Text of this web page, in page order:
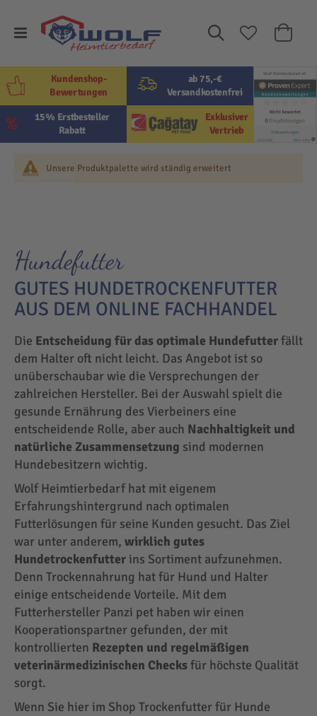
Suche
Mein
ab 75,-€
Versandkostenfrei
Exklusiver
Vertrieb
15% Erstbesteller
Rabatt
Kundenshop-
Bewertungen
Unsere Produktpalette wird ständig erweitert
Hundefutter
GUTES HUNDETROCKENFUTTER
AUS DEM ONLINE FACHHANDEL
Die Entscheidung für das optimale Hundefutterfällt
dem Halter oft nicht leicht. Das Angebot ist so
unüberschaubar wie die Versprechungen der
zahlreichen Hersteller. Bei der Auswahl spielt die
gesunde Ernährung des Vierbeiners eine
entscheidende Rolle, aber auch Nachhaltigkeit und
natürliche Zusammensetzung sind modernen
Hundebesitzern wichtig.
Wolf Heimtierbedarf hat mit eigenem
Erfahrungshintergrund nach optimalen
Futterlösungen für seine Kunden gesucht. Das Ziel
war unter anderem, wirklich gutes
Hundetrockenfutter ins Sortiment aufzunehmen.
Denn Trockennahrung hat für Hund und Halter
einige entscheidende Vorteile. Mit dem
Futterhersteller Panzi pet haben wir einen
Kooperationspartner gefunden, der mit
kontrollierten Rezepten und regelmäßigen
veterinärmedizinischen Checksfür höchste Qualität
sorgt.
Wenn Sie hier im Shop Trockenfutter für Hunde